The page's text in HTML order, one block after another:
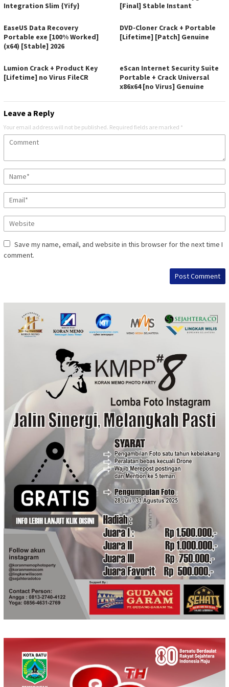
Integration Slim {Yify}
[Final] Stable Instant
EaseUS Data Recovery
Portable exe [100% Worked]
(x64) [Stable] 2026
DVD-Cloner Crack + Portable
[Lifetime] [Patch] Genuine
Lumion Crack + Product Key
[Lifetime] no Virus FileCR
eScan Internet Security Suite
Portable + Crack Universal
x86x64 [no Virus] Genuine
Leave a Reply
Your email address will not be published. Required fields are marked *
Save my name, email, and website in this browser for the next time I
comment.